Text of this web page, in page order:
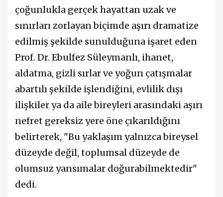
çoğunlukla gerçek hayattan uzak ve
sınırları zorlayan biçimde aşırı dramatize
edilmiş şekilde sunulduğuna işaret eden
Prof. Dr. Ebulfez Süleymanlı, ihanet,
aldatma, gizli sırlar ve yoğun çatışmalar
abartılı şekilde işlendiğini, evlilik dışı
ilişkiler ya da aile bireyleri arasındaki aşırı
nefret gereksiz yere öne çıkarıldığını
belirterek, "Bu yaklaşım yalnızca bireysel
düzeyde değil, toplumsal düzeyde de
olumsuz yansımalar doğurabilmektedir"
dedi.